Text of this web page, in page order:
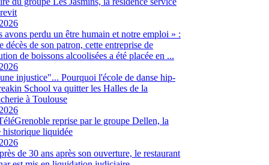
avons perdu un être humain et notre emploi » :
décès de son patron, cette entreprise de
de boissons alcoolisées a été placée en ...
injustice"... Pourquoi l'école de danse hip-
School va quitter les Halles de la
à Toulouse
reprise par le groupe Dellen, la
historique liquidée
de 30 ans après son ouverture, le restaurant